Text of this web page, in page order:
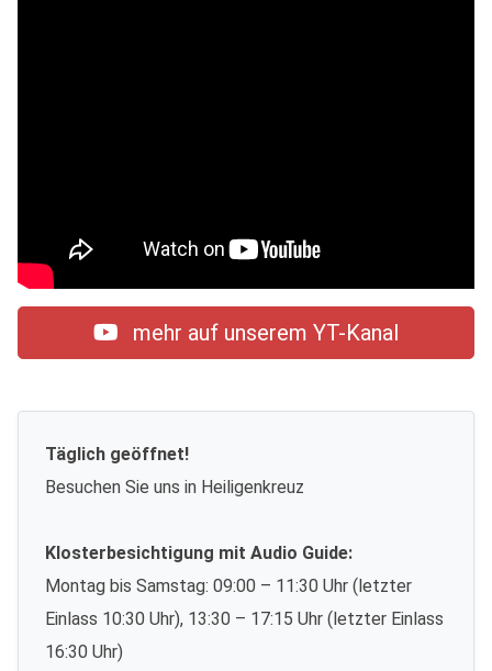
mehr auf unserem YT-Kanal
Täglich geöffnet!
Besuchen Sie uns in Heiligenkreuz
Klosterbesichtigung mit Audio Guide:
Montag bis Samstag: 09:00 – 11:30 Uhr (letzter
Einlass 10:30 Uhr), 13:30 – 17:15 Uhr (letzter Einlass
16:30 Uhr)